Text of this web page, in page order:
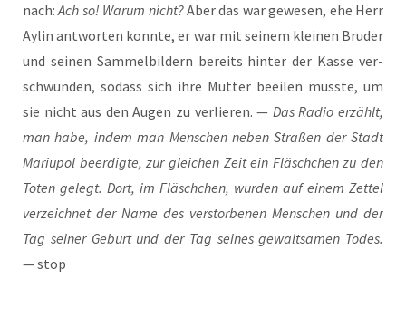
nach:Ach so! War­um nicht?Aber das war gewe­sen, ehe Herr
Aylin ant­wor­ten konn­te, er war mit sei­nem klei­nen Bru­der
und sei­nen Sam­mel­bil­dern bereits hin­ter der Kas­se ver­
schwun­den, sodass sich ihre Mut­ter beei­len muss­te, um
sie nicht aus den Augen zu ver­lie­ren. — Das Radio erzählt,
man habe, indem man Men­schen neben Stra­ßen der Stadt
Mariu­pol beer­dig­te, zur glei­chen Zeit ein Fläsch­chen zu den
Toten gelegt. Dort, im Fläsch­chen, wur­den auf einem Zet­tel
ver­zeich­net der Name des ver­stor­be­nen Men­schen und der
Tag sei­ner Geburt und der Tag sei­nes gewalt­sa­men Todes.
— stop